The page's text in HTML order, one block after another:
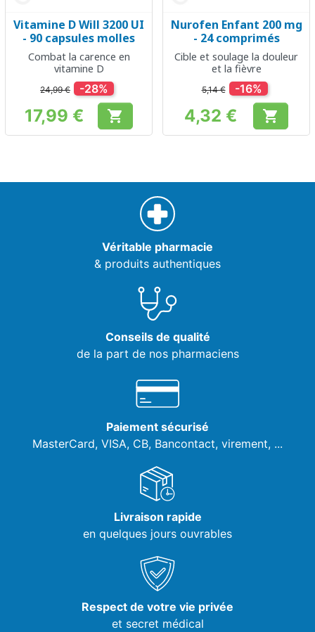
Vitamine D Will 3200 UI
- 90 capsules molles
Combat la carence en
vitamine D
24,99 € -28%
Prix
17,99 € 
Nurofen Enfant 200 mg
- 24 comprimés
Cible et soulage la douleur
et la fièvre
5,14 € -16%
Prix
4,32 € 
Véritable pharmacie
& produits authentiques
Conseils de qualité
de la part de nos pharmaciens
Paiement sécurisé
MasterCard, VISA, CB, Bancontact, virement, ...
Livraison rapide
en quelques jours ouvrables
Respect de votre vie privée
et secret médical